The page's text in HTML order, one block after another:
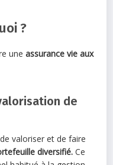
?
uneassurance vie aux
de
valoriser et de faire
diversifié. Ce